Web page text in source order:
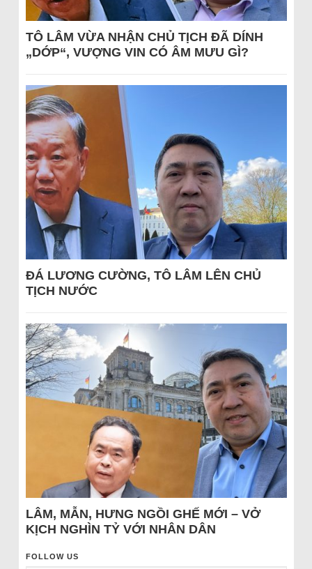
TÔ LÂM VỪA NHẬN CHỦ TỊCH ĐÃ DÍNH
„DỚP“, VƯỢNG VIN CÓ ÂM MƯU GÌ?
ĐÁ LƯƠNG CƯỜNG, TÔ LÂM LÊN CHỦ
TỊCH NƯỚC
LÂM, MẪN, HƯNG NGỒI GHẾ MỚI – VỞ
KỊCH NGHÌN TỶ VỚI NHÂN DÂN
FOLLOW US